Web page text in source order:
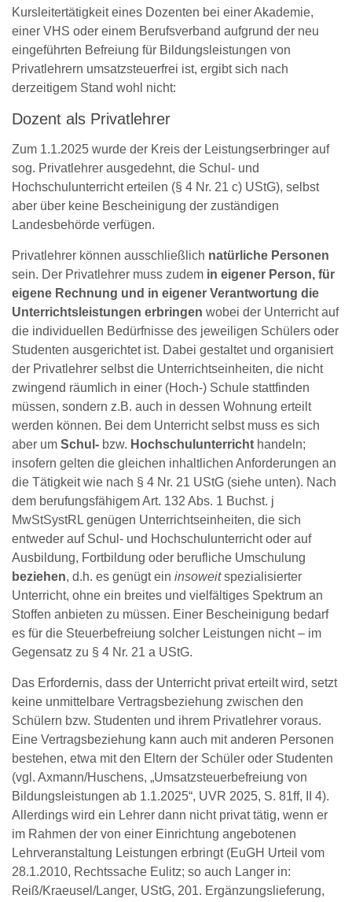
Kursleitertätigkeit eines Dozenten bei einer Akademie,
einer VHS oder einem Berufsverband aufgrund der neu
eingeführten Befreiung für Bildungsleistungen von
Privatlehrern umsatzsteuerfrei ist, ergibt sich nach
derzeitigem Stand wohl nicht:
Dozent als Privatlehrer
Zum 1.1.2025 wurde der Kreis der Leistungserbringer auf
sog. Privatlehrer ausgedehnt, die Schul- und
Hochschulunterricht erteilen (§ 4 Nr. 21 c) UStG), selbst
aber über keine Bescheinigung der zuständigen
Landesbehörde verfügen.
Privatlehrer können ausschließlich natürliche Personen
sein. Der Privatlehrer muss zudem in eigener Person, für
eigene Rechnung und in eigener Verantwortung die
Unterrichtsleistungen erbringen wobei der Unterricht auf
die individuellen Bedürfnisse des jeweiligen Schülers oder
Studenten ausgerichtet ist. Dabei gestaltet und organisiert
der Privatlehrer selbst die Unterrichtseinheiten, die nicht
zwingend räumlich in einer (Hoch-) Schule stattfinden
müssen, sondern z.B. auch in dessen Wohnung erteilt
werden können. Bei dem Unterricht selbst muss es sich
aber um Schul- bzw. Hochschulunterricht handeln;
insofern gelten die gleichen inhaltlichen Anforderungen an
die Tätigkeit wie nach § 4 Nr. 21 UStG (siehe unten). Nach
dem berufungsfähigem Art. 132 Abs. 1 Buchst. j
MwStSystRL genügen Unterrichtseinheiten, die sich
entweder auf Schul- und Hochschulunterricht oder auf
Ausbildung, Fortbildung oder berufliche Umschulung
beziehen, d.h. es genügt ein insoweitspezialisierter
Unterricht, ohne ein breites und vielfältiges Spektrum an
Stoffen anbieten zu müssen. Einer Bescheinigung bedarf
es für die Steuerbefreiung solcher Leistungen nicht – im
Gegensatz zu § 4 Nr. 21 a UStG.
Das Erfordernis, dass der Unterricht privat erteilt wird, setzt
keine unmittelbare Vertragsbeziehung zwischen den
Schülern bzw. Studenten und ihrem Privatlehrer voraus.
Eine Vertragsbeziehung kann auch mit anderen Personen
bestehen, etwa mit den Eltern der Schüler oder Studenten
(vgl. Axmann/Huschens, „Umsatzsteuerbefreiung von
Bildungsleistungen ab 1.1.2025“, UVR 2025, S. 81ff, II 4).
Allerdings wird ein Lehrer dann nicht privat tätig, wenn er
im Rahmen der von einer Einrichtung angebotenen
Lehrveranstaltung Leistungen erbringt (EuGH Urteil vom
28.1.2010, Rechtssache Eulitz; so auch Langer in:
Reiß/Kraeusel/Langer, UStG, 201. Ergänzungslieferung,